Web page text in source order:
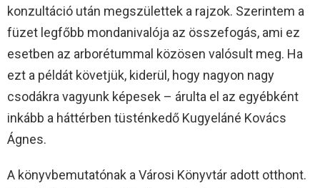
konzultáció után megszülettek a rajzok. Szerintem a
füzet legfőbb mondanivalója az összefogás, ami ez
esetben az arborétummal közösen valósult meg. Ha
ezt a példát követjük, kiderül, hogy nagyon nagy
csodákra vagyunk képesek – árulta el az egyébként
inkább a háttérben tüsténkedő Kugyeláné Kovács
Ágnes.
A könyvbemutatónak a Városi Könyvtár adott otthont.